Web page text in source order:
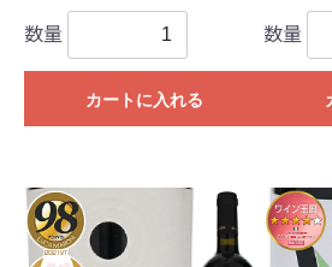
数量
カートに入れる
数量